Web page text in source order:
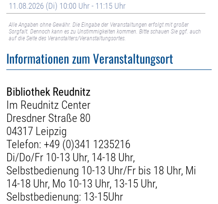
11.08.2026 (Di) 10:00 Uhr - 11:15 Uhr
Alle Angaben ohne Gewähr. Die Eingabe der Veranstaltungen erfolgt mit großer
Sorgfalt. Dennoch kann es zu Unstimmigkeiten kommen. Bitte schauen Sie ggf. auch
auf die Seite des Veranstalters/Veranstaltungsortes.
Informationen zum Veranstaltungsort
Bibliothek Reudnitz
Im Reudnitz Center
Dresdner Straße 80
04317 Leipzig
Telefon: +49 (0)341 1235216
Di/Do/Fr 10-13 Uhr, 14-18 Uhr,
Selbstbedienung 10-13 Uhr/Fr bis 18 Uhr, Mi
14-18 Uhr, Mo 10-13 Uhr, 13-15 Uhr,
Selbstbedienung: 13-15Uhr